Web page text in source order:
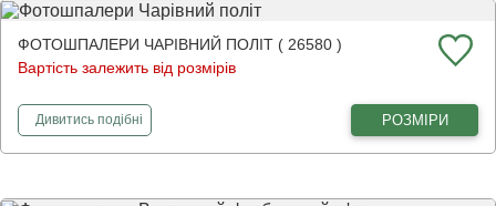
ФОТОШПАЛЕРИ ЧАРІВНИЙ ПОЛІТ ( 26580 )
Вартість залежить від розмірів
Дивитисьфотошпалери
подібні РОЗМІРИ